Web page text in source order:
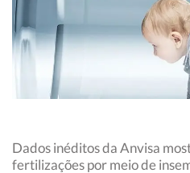
Dados inéditos da Anvisa
fertilizações por meio de